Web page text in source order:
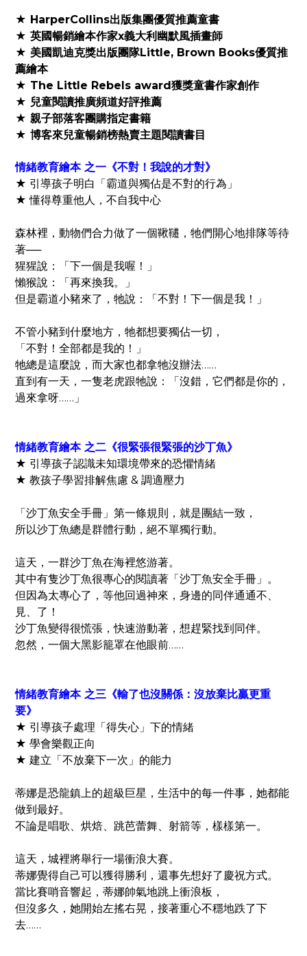
★ HarperCollins出版集團優質推薦童書
★ 英國暢銷繪本作家x義大利幽默風插畫師
★ 美國凱迪克獎出版團隊Little, Brown Books優質推
薦繪本
★ The Little Rebels award獲獎童書作家創作
★ 兒童閱讀推廣頻道好評推薦
★ 親子部落客團購指定書籍
★ 博客來兒童暢銷榜熱賣主題閱讀書目
情緒教育繪本 之一《不對！我說的才對》
★ 引導孩子明白「霸道與獨佔是不對的行為」
★ 懂得尊重他人，不自我中心
森林裡，動物們合力做了一個鞦韆， 牠們開心地排隊等待
著──
猩猩說：「下一個是我喔！」
懶猴說：「再來換我。」
但是霸道小豬來了， 牠說：「不對！下一個是我！」
不管小豬到什麼地方，牠都想要獨佔一切，
「不對！全部都是我的！」
牠總是這麼說，而大家也都拿牠沒辦法……
直到有一天，一隻老虎跟牠說：
「沒錯，它們都是你的，
過來拿呀……」
情緒教育繪本 之二《很緊張很緊張的沙丁魚》
★ 引導孩子認識未知環境帶來的恐懼情緒
★ 教孩子學習排解焦慮 & 調適壓力
「沙丁魚安全手冊」第一條規則，就是團結一致，
所以沙丁魚總是群體行動，絕不單獨行動。
這天，一群沙丁魚在海裡悠游著。
其中有隻沙丁魚很專心的閱讀著「沙丁魚安全手冊」。
但因為太專心了，等他回過神來，身邊的同伴通通不、
見、了！
沙丁魚變得很慌張，快速游動著，想趕緊找到同伴。
忽然，一個大黑影籠罩在他眼前……
情緒教育繪本 之三《輸了也沒關係：沒放棄比贏更重
要》
★ 引導孩子處理「得失心」下的情緒
★ 學會樂觀正向
★ 建立「不放棄下一次」的能力
蒂娜是恐龍鎮上的超級巨星， 生活中的每一件事，她都能
做到最好。
不論是唱歌、烘焙、跳芭蕾舞、射箭等，樣樣第一。
這天，城裡將舉行一場衝浪大賽。
蒂娜覺得自己可以獲得勝利，還事先想好了慶祝方式。
當比賽哨音響起，蒂娜帥氣地跳上衝浪板，
但沒多久，她開始左搖右晃，接著重心不穩地跌了下
去……